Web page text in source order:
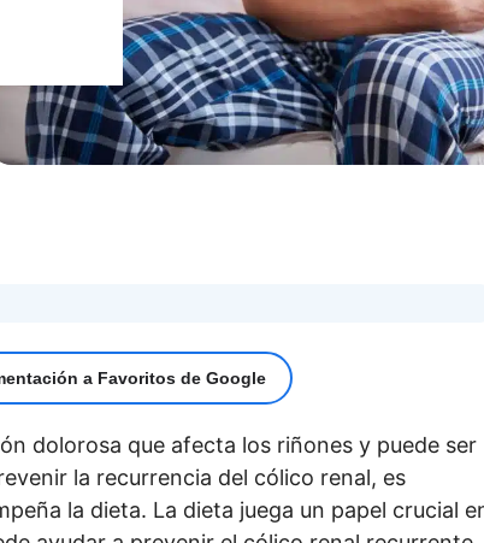
a Favoritos de Google
dolorosa que afecta los riñones y puede ser
la recurrencia del cólico renal, es
la dieta. La dieta juega un papel crucial